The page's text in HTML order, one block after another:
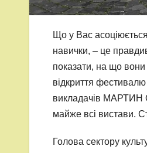
Що у Вас
навички, – це
показати, на що вони
відкриття
викладачів МАРТИН
майже всі вистави.
Голова сектору